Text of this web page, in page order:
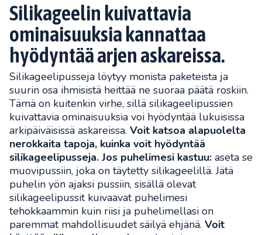
Silikageelin kuivattavia
ominaisuuksia kannattaa
hyödyntää arjen askareissa.
Silikageelipusseja löytyy monista paketeista ja
suurin osa ihmisistä heittää ne suoraa päätä roskiin.
Tämä on kuitenkin virhe, sillä silikageelipussien
kuivattavia ominaisuuksia voi hyödyntää lukuisissa
arkipäiväisissä askareissa. Voit katsoa alapuolelta
nerokkaita tapoja, kuinka voit hyödyntää
silikageelipusseja. Jos puhelimesi kastuu: aseta se
muovipussiin, joka on täytetty silikageelillä. Jätä
puhelin yön ajaksi pussiin, sisällä olevat
silikageelipussit kuivaavat puhelimesi
tehokkaammin kuin riisi ja puhelimellasi on
paremmat mahdollisuudet säilyä ehjänä. Voit